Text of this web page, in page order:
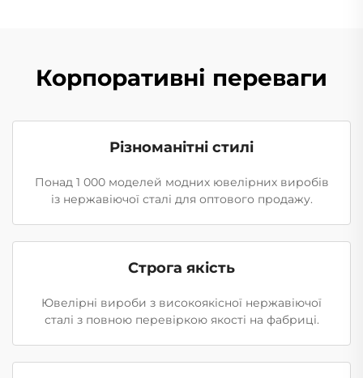
Корпоративні переваги
Різноманітні стилі
Понад 1 000 моделей модних ювелірних виробів
із нержавіючої сталі для оптового продажу.
Строга якість
Ювелірні вироби з високоякісної нержавіючої
сталі з повною перевіркою якості на фабриці.